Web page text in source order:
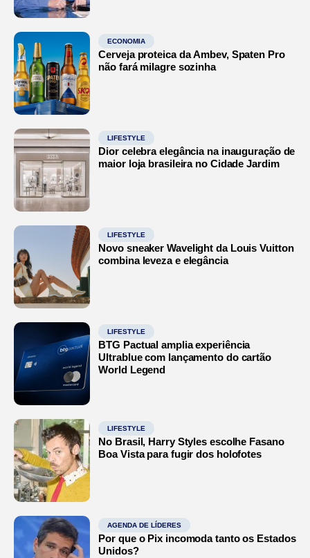
ECONOMIA
Cerveja proteica da Ambev, Spaten Pro
não fará milagre sozinha
LIFESTYLE
Dior celebra elegância na inauguração de
maior loja brasileira no Cidade Jardim
LIFESTYLE
Novo sneaker Wavelight da Louis Vuitton
combina leveza e elegância
LIFESTYLE
BTG Pactual amplia experiência
Ultrablue com lançamento do cartão
World Legend
LIFESTYLE
No Brasil, Harry Styles escolhe Fasano
Boa Vista para fugir dos holofotes
AGENDA DE LÍDERES
Por que o Pix incomoda tanto os Estados
Unidos?